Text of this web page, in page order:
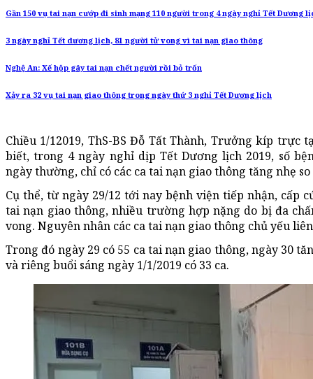
Gần 150 vụ tai nạn cướp đi sinh mạng 110 người trong 4 ngày nghỉ Tết Dương
3 ngày nghỉ Tết dương lịch, 81 người tử vong vì tai nạn giao thông
Nghệ An: Xế hộp gây tai nạn chết người rồi bỏ trốn
Xảy ra 32 vụ tai nạn giao thông trong ngày thứ 3 nghỉ Tết Dương lịch
Chiều 1/12019, ThS-BS Đỗ Tất Thành, Trưởng kíp trực
biết, trong 4 ngày nghỉ dịp Tết Dương lịch 2019, số
ngày thường, chỉ có các ca tai nạn giao thông tăng nhẹ
Cụ thể, từ ngày 29/12 tới nay bệnh viện tiếp nhận, cấp
tai nạn giao thông, nhiều trường hợp nặng do bị đa
vong. Nguyên nhân các ca tai nạn giao thông chủ yếu
Trong đó ngày 29 có 55 ca tai nạn giao thông, ngày 30
và riêng buổi sáng ngày 1/1/2019 có 33 ca.